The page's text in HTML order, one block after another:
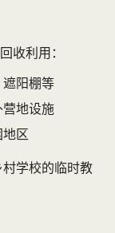
收利用：
遮阳棚等
营地设施
地区
村学校的临时教